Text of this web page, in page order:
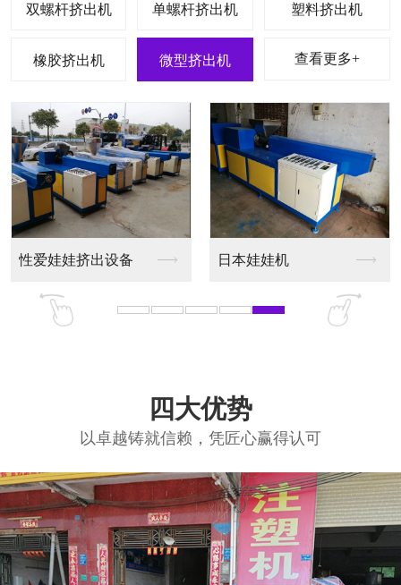
双螺杆挤出机 单螺杆挤出机 塑料挤出机
橡胶挤出机 微型挤出机 查看更多+
挤出设备 软胶挤出设备